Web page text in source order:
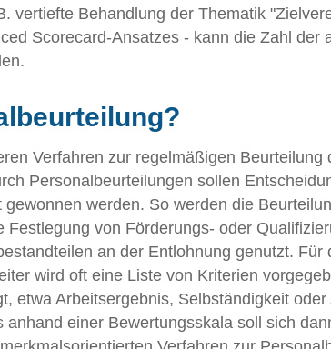
vertiefte Behandlung der Thematik
Scorecard-Ansatzes - kann die Zahl der
Verfahren zur regelmäßigen
Personalbeurteilungen sollen
werden. So werden die
Festlegung von Förderungs- oder
an der Entlohnung genutzt.
wird oft eine Liste von Kriterien
etwa Arbeitsergebnis, Selbständigkeit
anhand einer Bewertungsskala soll sich